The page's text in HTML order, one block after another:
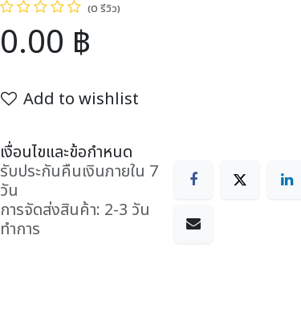
(0 รีวิว)
0.00 ฿
Add to wishlist
เงื่อนไขและข้อกำหนด
รับประกันคืนเงินภายใน 7
วัน
การจัดส่งสินค้า: 2-3 วัน
ทำการ